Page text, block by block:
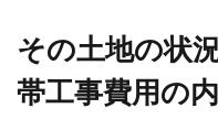
子育
方、
ている
その土地の状
帯工事費用の